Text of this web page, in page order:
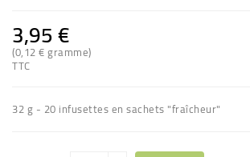
3,95 €
(0,12 € gramme)
TTC
32 g - 20 infusettes en sachets "fraîcheur"